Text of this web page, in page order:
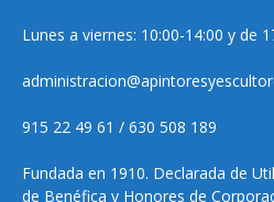
Lunes a viernes: 10:00-14:00 y de
915 22 49 61 / 630 508 189
Fundada en 1910. Declarada de
de Benéfica y Honores de